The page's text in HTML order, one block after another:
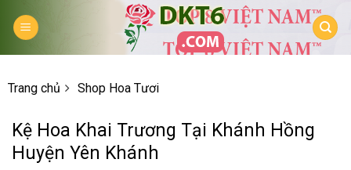
Trang chủ Shop Hoa Tươi
Kệ Hoa Khai Trương Tại Khánh Hồng
Huyện Yên Khánh